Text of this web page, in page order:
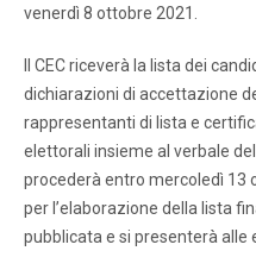
venerdì 8 ottobre 2021.
Il CEC riceverà la lista dei
dichiarazioni di accettazione
rappresentanti di lista e
elettorali insieme al verbale
procederà entro mercoledì 13
per l’elaborazione della lista
pubblicata e si presenterà alle